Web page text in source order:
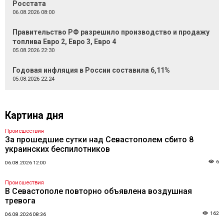
Росстата
06.08.2026 08:00
Правительство РФ разрешило производство и продажу
топлива Евро 2, Евро 3, Евро 4
05.08.2026 22:30
Годовая инфляция в России составила 6,11%
05.08.2026 22:24
Картина дня
Происшествия
За прошедшие сутки над Севастополем сбито 8
украинских беспилотников
06.08.2026 12:00 6
Происшествия
В Севастополе повторно объявлена воздушная
тревога
06.08.2026 08:36 162